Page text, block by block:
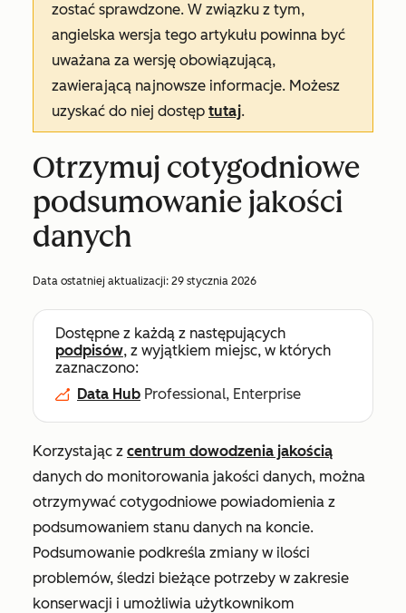
zostać sprawdzone. W związku z tym,
angielska wersja tego artykułu powinna być
uważana za wersję obowiązującą,
zawierającą najnowsze informacje. Możesz
uzyskać do niej dostęp tutaj.
Otrzymuj cotygodniowe
podsumowanie jakości
danych
Data ostatniej aktualizacji: 29 stycznia 2026
Dostępne z każdą z następujących
podpisów, z wyjątkiem miejsc, w których
zaznaczono:
Data Hub Professional, Enterprise
Korzystając z centrum dowodzenia jakością
danych do monitorowania jakości danych, można
otrzymywać cotygodniowe powiadomienia z
podsumowaniem stanu danych na koncie.
Podsumowanie podkreśla zmiany w ilości
problemów, śledzi bieżące potrzeby w zakresie
konserwacji i umożliwia użytkownikom